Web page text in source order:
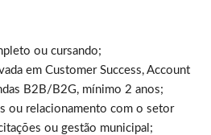
ou cursando;
em Customer Success, Account
B2B/B2G, mínimo 2 anos;
ou relacionamento com o setor
ou gestão municipal;